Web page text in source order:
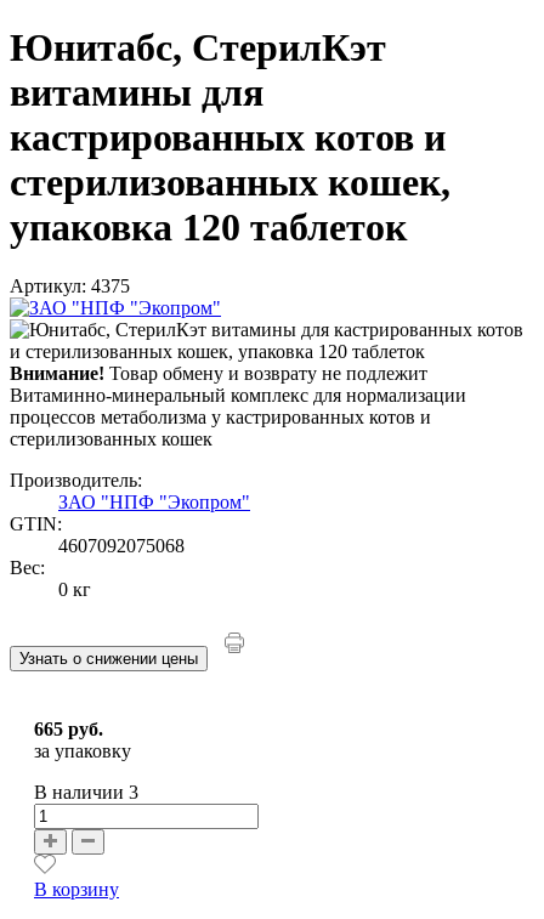
Юнитабс, СтерилКэт
витамины для
кастрированных котов и
стерилизованных кошек,
упаковка 120 таблеток
Артикул: 4375
Внимание! Товар обмену и возврату не подлежит
Витаминно-минеральный комплекс для нормализации
процессов метаболизма у кастрированных котов и
стерилизованных кошек
Производитель:
ЗАО "НПФ "Экопром"
GTIN:
4607092075068
Вес:
0 кг
Узнать о снижении цены
665 руб.
за упаковку
В наличии 3
В корзину